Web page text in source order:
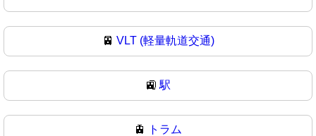
🚈 VLT (軽量軌道交通)
🚉 駅
🚊 トラム